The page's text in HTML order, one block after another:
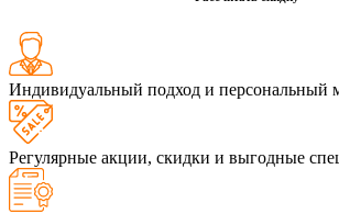
Индивидуальный подход и персональный
Регулярные акции, скидки и выгодные